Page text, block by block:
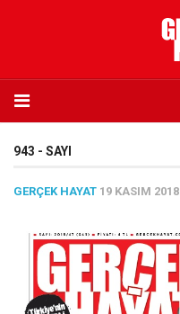
İletişim
Abone olmak istiyorum
Satış noktası listesi
943 - SAYI
GERÇEK HAYAT 19 KASIM 2018